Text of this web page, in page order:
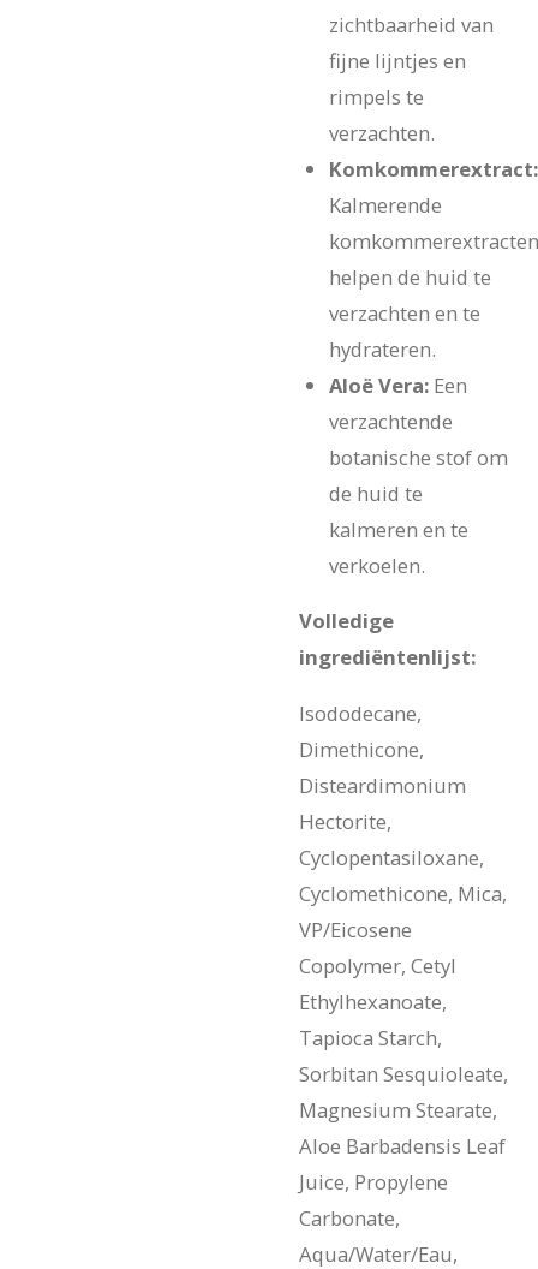
zichtbaarheid van
fijne lijntjes en
rimpels te
verzachten.
Komkommerextract:
Kalmerende
komkommerextracten
helpen de huid te
verzachten en te
hydrateren.
Aloë Vera: Een
verzachtende
botanische stof om
de huid te
kalmeren en te
verkoelen.
Volledige
ingrediëntenlijst:
Isododecane,
Dimethicone,
Disteardimonium
Hectorite,
Cyclopentasiloxane,
Cyclomethicone, Mica,
VP/Eicosene
Copolymer, Cetyl
Ethylhexanoate,
Tapioca Starch,
Sorbitan Sesquioleate,
Magnesium Stearate,
Aloe Barbadensis Leaf
Juice, Propylene
Carbonate,
Aqua/Water/Eau,